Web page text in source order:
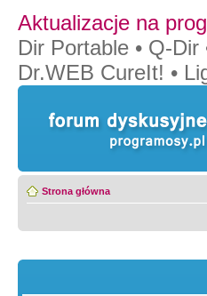
Aktualizacje na
Dir Portable • Q-Dir
Dr.WEB CureIt! •
Strona główna